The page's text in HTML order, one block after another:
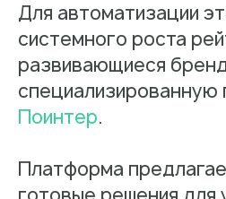
Для автоматизации
системного роста
развивающиеся
специализированную
Поинтер.
Платформа